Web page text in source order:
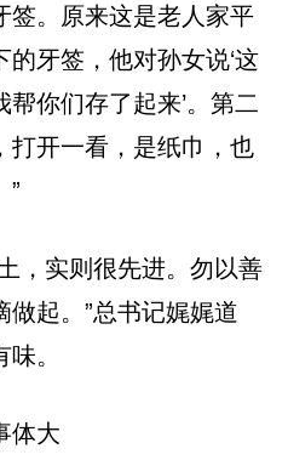
签。原来这是老人家平
牙签，他对孙女说‘这
你们存了起来’。第二
打开一看，是纸巾，也
”
，实则很先进。勿以善
起。”总书记娓娓道
。
体大